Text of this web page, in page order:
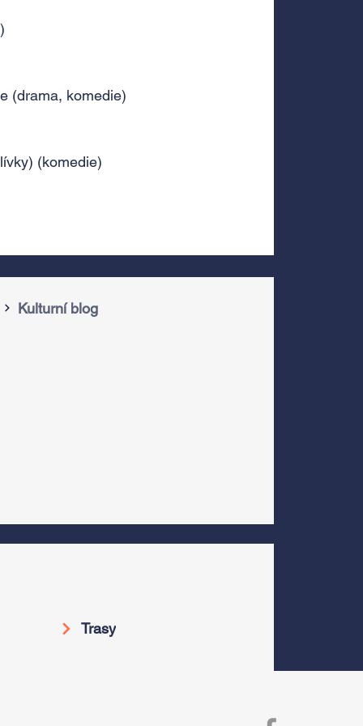
(drama, komedie)
(komedie)
Kulturní blog
Trasy